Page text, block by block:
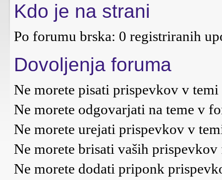
Kdo je na strani
Po forumu brska: 0 registriranih
Dovoljenja foruma
Ne morete pisati prispevkov v temi
Ne morete odgovarjati na teme v
Ne morete urejati prispevkov v
Ne morete brisati vaših
Ne morete dodati priponk